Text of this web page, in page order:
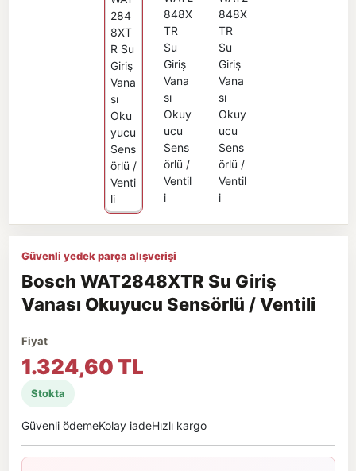
Güvenli yedek parça alışverişi
Bosch WAT2848XTR Su Giriş
Vanası Okuyucu Sensörlü / Ventili
Fiyat
1.324,60 TL
Stokta
Güvenli ödemeKolay iadeHızlı kargo